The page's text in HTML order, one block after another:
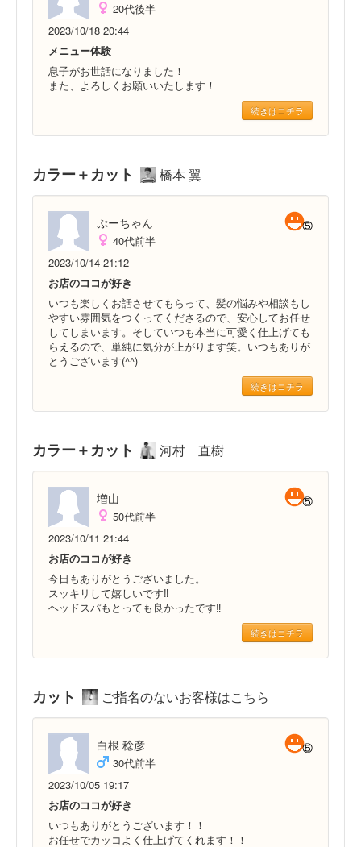
20代後半
2023/10/18 20:44
メニュー体験
息子がお世話になりました！
また、よろしくお願いいたします！
続きはコチラ
カラー＋カット 橋本 翼
ぷーちゃん
40代前半
2023/10/14 21:12
お店のココが好き
いつも楽しくお話させてもらって、髪の悩みや相談もし
やすい雰囲気をつくってくださるので、安心してお任せ
してしまいます。そしていつも本当に可愛く仕上げても
らえるので、単純に気分が上がります笑。いつもありが
とうございます(^^)
続きはコチラ
カラー＋カット 河村 直樹
増山
50代前半
2023/10/11 21:44
お店のココが好き
今日もありがとうございました。
スッキリして嬉しいです‼️
ヘッドスパもとっても良かったです‼️
続きはコチラ
カット ご指名のないお客様はこちら
白根 稔彦
30代前半
2023/10/05 19:17
お店のココが好き
いつもありがとうございます！！
お任せでカッコよく仕上げてくれます！！